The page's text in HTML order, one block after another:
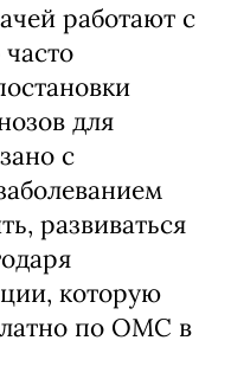
работают с
для
с
развиваться
которую
по ОМС в